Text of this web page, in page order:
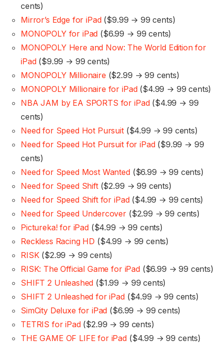
cents)
Mirror’s Edge for iPad($9.99 → 99 cents)
MONOPOLY for iPad ($6.99 → 99 cents)
MONOPOLY Here and Now: The World Edition for
iPad($9.99 → 99 cents)
MONOPOLY Millionaire ($2.99 → 99 cents)
MONOPOLY Millionaire for iPad($4.99 → 99 cents)
NBA JAM by EA SPORTS for iPad($4.99 → 99
cents)
Need for Speed Hot Pursuit($4.99 → 99 cents)
Need for Speed Hot Pursuit for iPad($9.99 → 99
cents)
Need for Speed Most Wanted($6.99 → 99 cents)
Need for Speed Shift($2.99 → 99 cents)
Need for Speed Shift for iPad($4.99 → 99 cents)
Need for Speed Undercover ($2.99 → 99 cents)
Pictureka! for iPad($4.99 → 99 cents)
Reckless Racing HD ($4.99 → 99 cents)
RISK($2.99 → 99 cents)
RISK: The Official Game for iPad($6.99 → 99 cents)
SHIFT 2 Unleashed ($1.99 → 99 cents)
SHIFT 2 Unleashed for iPad($4.99 → 99 cents)
SimCity Deluxe for iPad ($6.99 → 99 cents)
TETRIS for iPad($2.99 → 99 cents)
THE GAME OF LIFE for iPad ($4.99 → 99 cents)